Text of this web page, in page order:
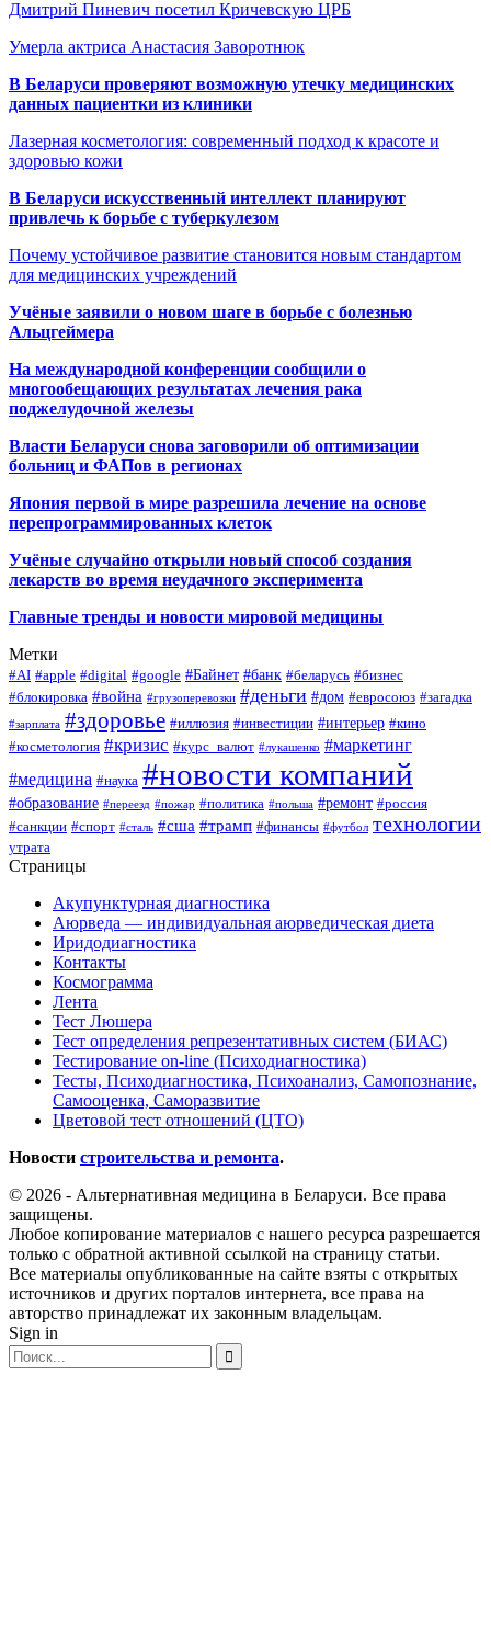
Дмитрий Пиневич посетил Кричевскую ЦРБ
Умерла актриса Анастасия Заворотнюк
В Беларуси проверяют возможную утечку медицинских
данных пациентки из клиники
Лазерная косметология: современный подход к красоте и
здоровью кожи
В Беларуси искусственный интеллект планируют
привлечь к борьбе с туберкулезом
Почему устойчивое развитие становится новым стандартом
для медицинских учреждений
Учёные заявили о новом шаге в борьбе с болезнью
Альцгеймера
На международной конференции сообщили о
многообещающих результатах лечения рака
поджелудочной железы
Власти Беларуси снова заговорили об оптимизации
больниц и ФАПов в регионах
Япония первой в мире разрешила лечение на основе
перепрограммированных клеток
Учёные случайно открыли новый способ создания
лекарств во время неудачного эксперимента
Главные тренды и новости мировой медицины
Метки
#AI #apple #digital #google #Байнет #банк #беларусь #бизнес
#блокировка #война #грузоперевозки #деньги #дом #евросоюз #загадка
#зарплата #здоровье #иллюзия #инвестиции #интерьер #кино
#косметология #кризис #курс_валют #лукашенко #маркетинг
#медицина #наука #новости компаний
#образование #переезд #пожар #политика #польша #ремонт #россия
#санкции #спорт #сталь #сша #трамп #финансы #футбол технологии
утрата
Страницы
Акупунктурная диагностика
Аюрведа — индивидуальная аюрведическая диета
Иридодиагностика
Контакты
Космограмма
Лента
Тест Люшера
Тест определения репрезентативных систем (БИАС)
Тестирование on-line (Психодиагностика)
Тесты, Психодиагностика, Психоанализ, Самопознание,
Самооценка, Саморазвитие
Цветовой тест отношений (ЦТО)
Новости строительства и ремонта.
© 2026 - Альтернативная медицина в Беларуси. Все права
защищены.
Любое копирование материалов с нашего ресурса разрешается
только с обратной активной ссылкой на страницу статьи.
Все материалы опубликованные на сайте взяты с открытых
источников и других порталов интернета, все права на
авторство принадлежат их законным владельцам.
Sign in